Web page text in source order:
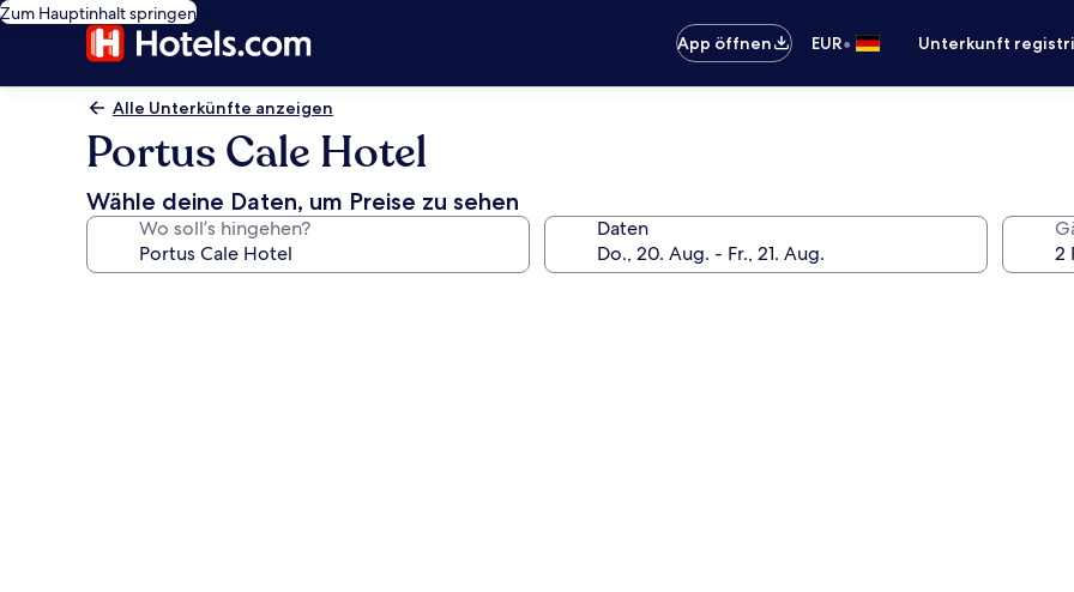
Zum Hauptinhalt springen
App öffnen
EUR• Unterkunft
Alle Unterkünfte anzeigen
Portus Cale Hotel
Wähle deine Daten, um Preise zu sehen
Wo soll’s hingehen? Daten